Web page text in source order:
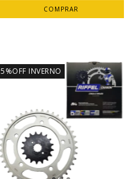
5%OFF INVERNO